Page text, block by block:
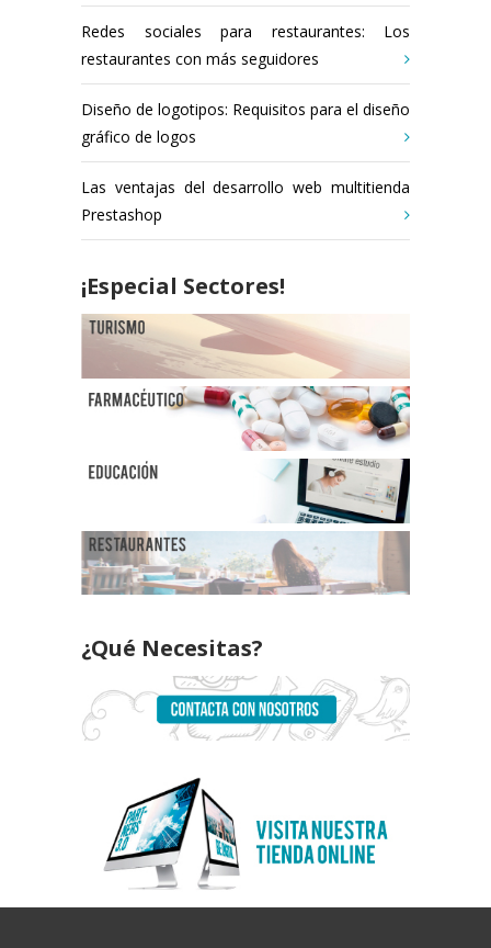
Redes sociales para restaurantes: Los
restaurantes con más seguidores
Diseño de logotipos: Requisitos para el diseño
gráfico de logos
Las ventajas del desarrollo web multitienda
Prestashop
¡Especial Sectores!
¿Qué Necesitas?